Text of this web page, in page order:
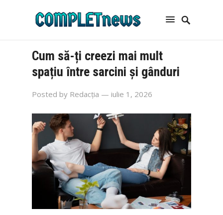
Cum să-ți creezi mai mult
spațiu între sarcini și gânduri
Posted by Redacția — iulie 1, 2026